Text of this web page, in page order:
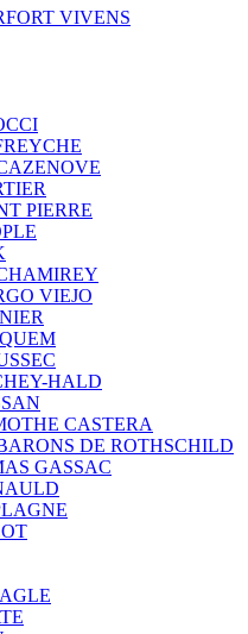
VIVENS
PIERRE
VIEJO
HALD
CASTERA
DE ROTHSCHILD
GASSAC